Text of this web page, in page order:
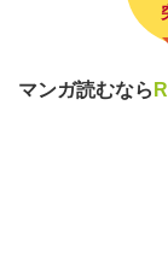
マンガ読むなら